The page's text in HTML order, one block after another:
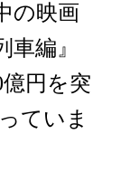
の映画
車編』
円を突
ていま